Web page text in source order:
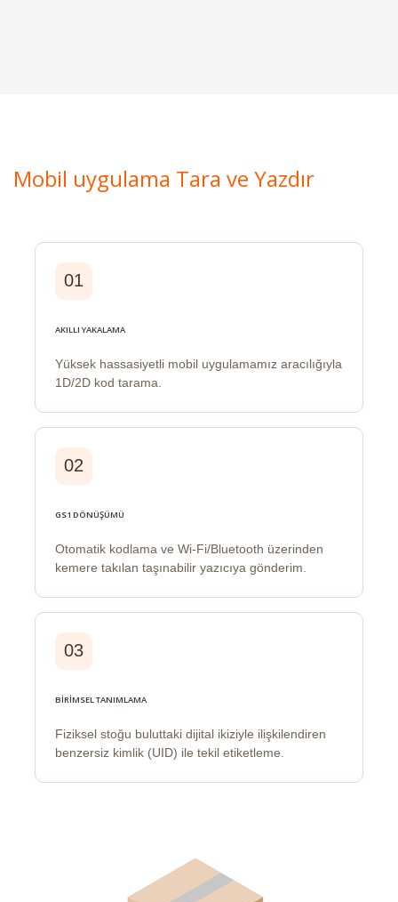
Mobil uygulama Tara ve Yazdır
01
AKILLI YAKALAMA
Yüksek hassasiyetli mobil uygulamamız aracılığıyla
1D/2D kod tarama.
02
GS1 DÖNÜŞÜMÜ
Otomatik kodlama ve Wi-Fi/Bluetooth üzerinden
kemere takılan taşınabilir yazıcıya gönderim.
03
BİRİMSEL TANIMLAMA
Fiziksel stoğu buluttaki dijital ikiziyle ilişkilendiren
benzersiz kimlik (UID) ile tekil etiketleme.